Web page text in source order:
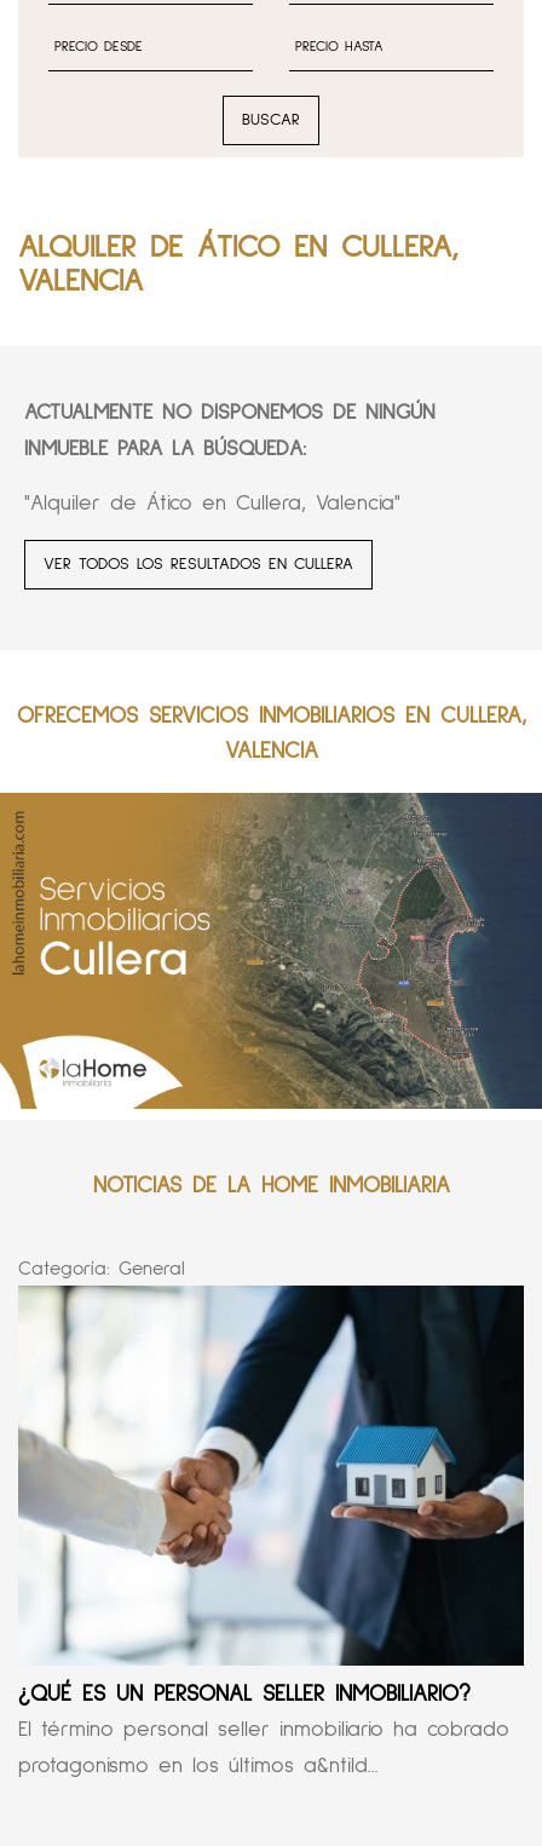
BUSCAR
ALQUILER DE ÁTICO EN CULLERA,
VALENCIA
ACTUALMENTE NO DISPONEMOS DE NINGÚN
INMUEBLE PARA LA BÚSQUEDA:
"Alquiler de Ático en Cullera, Valencia"
VER TODOS LOS RESULTADOS EN CULLERA
OFRECEMOS SERVICIOS INMOBILIARIOS EN CULLERA,
VALENCIA
NOTICIAS DE LA HOME INMOBILIARIA
Categoría: General
¿QUÉ ES UN PERSONAL SELLER INMOBILIARIO?
El término personal seller inmobiliario ha cobrado
protagonismo en los últimos a&ntild...